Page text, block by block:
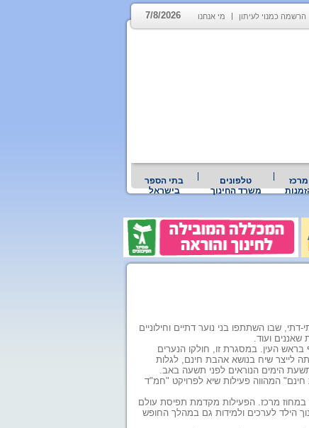
הרשמה כמנוי לעיתון מי אנחנו 7/8/2026
מרכז
טלפונים
משרד החינוך
בתי הספר
בישראל
שבו השתתפו בני נוער דתיים וחילוניים
שאננים ועוד.
בראש העין. במסגרת זו, חולקו הנערים
לייצר שיח בנושא אהבת חינם, לגלות
תשעת הימים הנוראים לפני תשעה באב.
המהווה פעילות שיא לפרויקט "חמ"ד
במחוז מרכז. הפעילות מקדמת תפיסת עולם
הילד לערכים ולמידות גם במהלך החופש